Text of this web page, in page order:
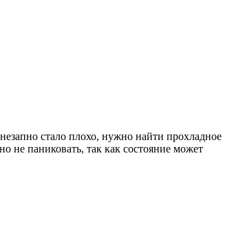
стало плохо, нужно найти прохладное
не паниковать, так как состояние может